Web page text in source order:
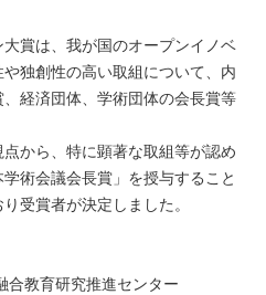
賞は、我が国のオープンイノベ
独創性の高い取組について、内
経済団体、学術団体の会長賞等
から、特に顕著な取組等が認め
術会議会長賞」を授与すること
受賞者が決定しました。
教育研究推進センター